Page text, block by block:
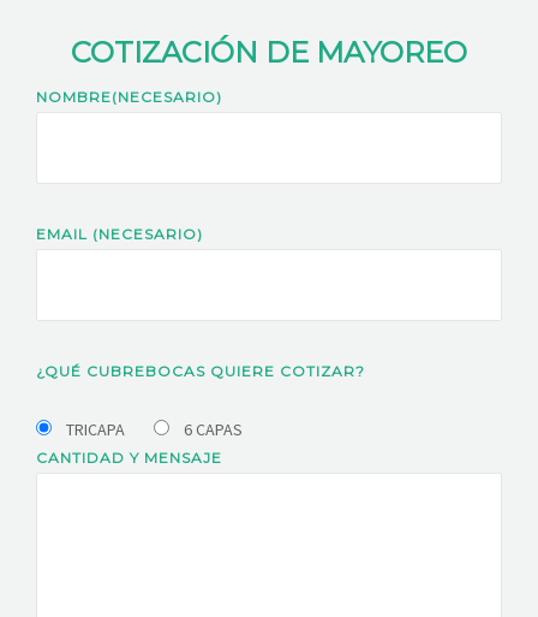
COTIZACIÓN DE MAYOREO
NOMBRE(NECESARIO)
EMAIL (NECESARIO)
¿QUÉ CUBREBOCAS QUIERE COTIZAR?
TRICAPA 6 CAPAS
CANTIDAD Y MENSAJE